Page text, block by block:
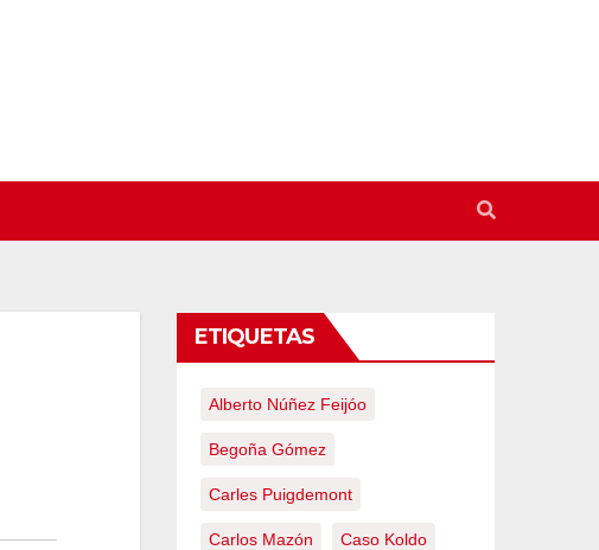
ETIQUETAS
Alberto Núñez Feijóo
Begoña Gómez
Carles Puigdemont
Carlos Mazón Caso Koldo